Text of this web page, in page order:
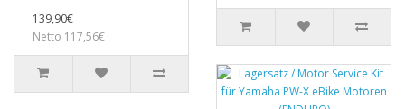
139,90€
Netto 117,56€